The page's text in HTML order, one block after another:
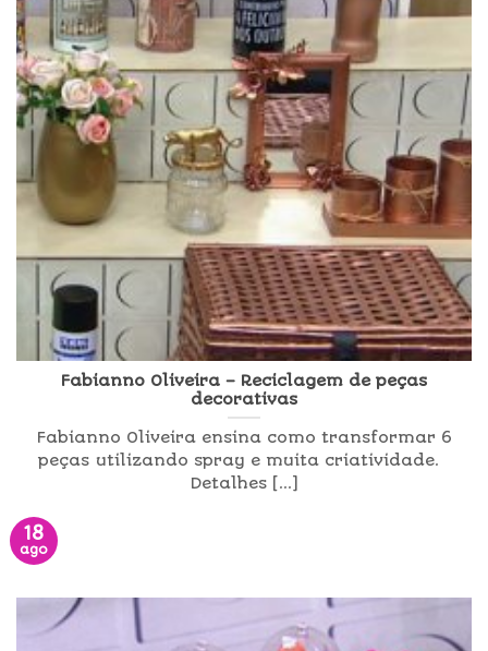
Fabianno Oliveira – Reciclagem de peças
decorativas
Fabianno Oliveira ensina como transformar 6
peças utilizando spray e muita criatividade.
Detalhes [...]
18
ago